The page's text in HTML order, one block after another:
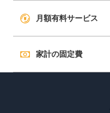
月額有料サービス
家計の固定費